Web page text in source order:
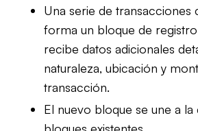
Una serie de transacciones
forma un bloque de registro
recibe datos adicionales
naturaleza, ubicación y
transacción.
El nuevo bloque se une a la
bloques existentes.